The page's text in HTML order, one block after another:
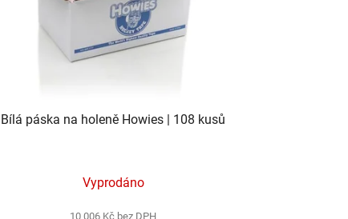
Bílá páska na holeně Howies | 108 kusů
Vyprodáno
10 006 Kč bez DPH